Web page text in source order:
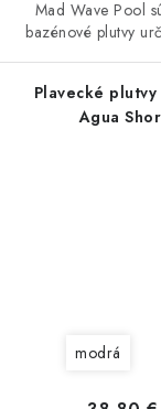
Mad Wave Pool
bazénové plutvy
Plavecké
Agua
modrá